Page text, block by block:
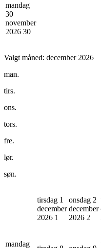
mandag
30
november
2026 30
Valgt måned: december 2026
man.
tirs.
ons.
tors.
fre.
lør.
søn.
tirsdag 1
december
2026 1
onsdag 2
december
2026 2
mandag